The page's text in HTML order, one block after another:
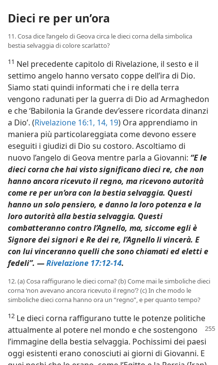
Dieci re per un’ora
11. Cosa dice l’angelo di Geova circa le dieci corna della simbolica
bestia selvaggia di colore scarlatto?
11 Nel precedente capitolo di Rivelazione, il sesto e il
settimo angelo hanno versato coppe dell’ira di Dio.
Siamo stati quindi informati che i re della terra
vengono radunati per la guerra di Dio ad Armaghedon
e che ‘Babilonia la Grande dev’essere ricordata dinanzi
a Dio’. (Rivelazione 16:1, 14, 19) Ora apprendiamo in
maniera più particolareggiata come devono essere
eseguiti i giudizi di Dio su costoro. Ascoltiamo di
nuovo l’angelo di Geova mentre parla a Giovanni: “E le
dieci corna che hai visto significano dieci re, che non
hanno ancora ricevuto il regno, ma ricevono autorità
come re per un’ora con la bestia selvaggia. Questi
hanno un solo pensiero, e danno la loro potenza e la
loro autorità alla bestia selvaggia. Questi
combatteranno contro l’Agnello, ma, siccome egli è
Signore dei signori e Re dei re, l’Agnello li vincerà. E
con lui vinceranno quelli che sono chiamati ed eletti e
fedeli”. —Rivelazione 17:12-14.
12. (a) Cosa raffigurano le dieci corna? (b) Come mai le simboliche dieci
corna ‘non avevano ancora ricevuto il regno’? (c) In che modo le
simboliche dieci corna hanno ora un “regno”, e per quanto tempo?
12 Le dieci corna raffigurano tutte le potenze politiche
attualmente al potere nel mondo e che sostengono
l’immagine della bestia selvaggia. Pochissimi dei paesi
oggi esistenti erano conosciuti ai giorni di Giovanni. E